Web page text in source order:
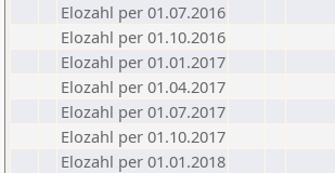
Elozahl per 01.07.2016
Elozahl per 01.10.2016
Elozahl per 01.01.2017
Elozahl per 01.04.2017
Elozahl per 01.07.2017
Elozahl per 01.10.2017
Elozahl per 01.01.2018